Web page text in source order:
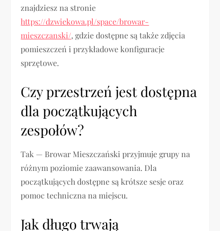
znajdziesz na stronie
https://dzwiekowa.pl/space/browar-
mieszczanski/, gdzie dostępne są także zdjęcia
pomieszczeń i przykładowe konfiguracje
sprzętowe.
Czy przestrzeń jest dostępna
dla początkujących
zespołów?
Tak — Browar Mieszczański przyjmuje grupy na
różnym poziomie zaawansowania. Dla
początkujących dostępne są krótsze sesje oraz
pomoc techniczna na miejscu.
Jak długo trwają